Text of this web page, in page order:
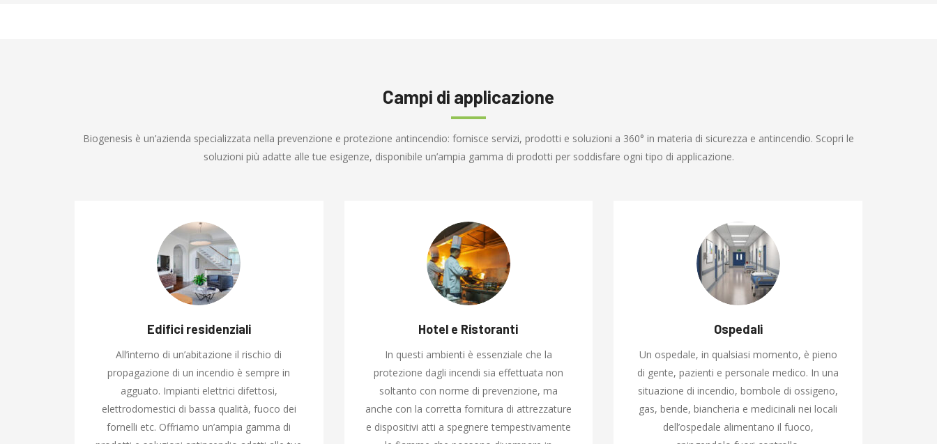
Campi di applicazione
Biogenesis è un’azienda specializzata nella prevenzione e protezione antincendio: fornisce servizi, prodotti e soluzioni a 360° in materia di sicurezza e antincendio. Scopri le
soluzioni più adatte alle tue esigenze, disponibile un’ampia gamma di prodotti per soddisfare ogni tipo di applicazione.
Edifici residenziali
All’interno di un’abitazione il rischio di
propagazione di un incendio è sempre in
agguato. Impianti elettrici difettosi,
elettrodomestici di bassa qualità, fuoco dei
fornelli etc. Offriamo un’ampia gamma di
Hotel e Ristoranti
In questi ambienti è essenziale che la
protezione dagli incendi sia effettuata non
soltanto con norme di prevenzione, ma
anche con la corretta fornitura di attrezzature
e dispositivi atti a spegnere tempestivamente
Ospedali
Un ospedale, in qualsiasi momento, è pieno
di gente, pazienti e personale medico. In una
situazione di incendio, bombole di ossigeno,
gas, bende, biancheria e medicinali nei locali
dell’ospedale alimentano il fuoco,